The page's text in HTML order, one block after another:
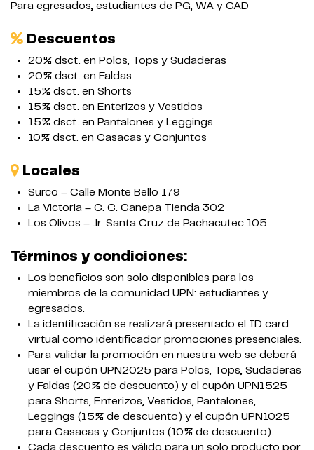
Para egresados, estudiantes de PG, WA y CAD
Descuentos
20% dsct. en Polos, Tops y Sudaderas
20% dsct. en Faldas
15% dsct. en Shorts
15% dsct. en Enterizos y Vestidos
15% dsct. en Pantalones y Leggings
10% dsct. en Casacas y Conjuntos
Locales
Surco – Calle Monte Bello 179
La Victoria – C. C. Canepa Tienda 302
Los Olivos – Jr. Santa Cruz de Pachacutec 105
Términos y condiciones:
Los beneficios son solo disponibles para los
miembros de la comunidad UPN: estudiantes y
egresados.
La identificación se realizará presentado el ID card
virtual como identificador promociones presenciales.
Para validar la promoción en nuestra web se deberá
usar el cupón UPN2025 para Polos, Tops, Sudaderas
y Faldas (20% de descuento) y el cupón UPN1525
para Shorts, Enterizos, Vestidos, Pantalones,
Leggings (15% de descuento) y el cupón UPN1025
para Casacas y Conjuntos (10% de descuento).
Cada descuento es válido para un solo producto por